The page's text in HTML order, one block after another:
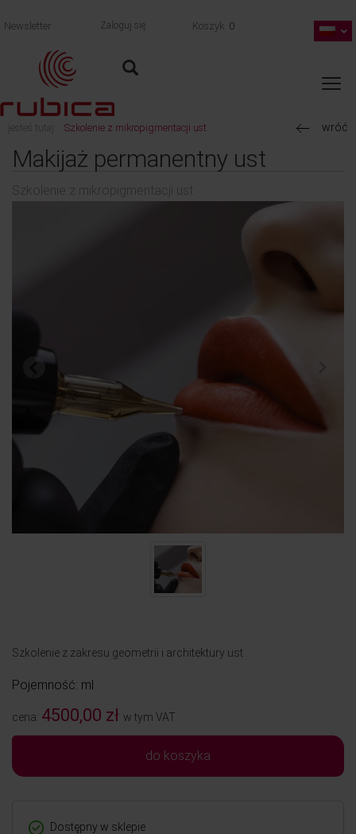
Newsletter Zaloguj się Koszyk 0
jesteś tutaj: Szkolenie z mikropigmentacji ust wróć
Makijaż permanentny ust
Szkolenie z mikropigmentacji ust
Szkolenie z zakresu geometrii i architektury ust .
Pojemność: ml
cena: 4500,00 zł w tym VAT
do koszyka
Dostępny w sklepie